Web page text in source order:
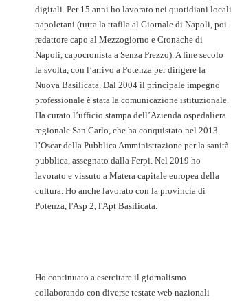
digitali. Per 15 anni ho lavorato nei quotidiani locali
napoletani (tutta la trafila al Giornale di Napoli, poi
redattore capo al Mezzogiorno e Cronache di
Napoli, capocronista a Senza Prezzo). A fine secolo
la svolta, con l’arrivo a Potenza per dirigere la
Nuova Basilicata. Dal 2004 il principale impegno
professionale è stata la comunicazione istituzionale.
Ha curato l’ufficio stampa dell’Azienda ospedaliera
regionale San Carlo, che ha conquistato nel 2013
l’Oscar della Pubblica Amministrazione per la sanità
pubblica, assegnato dalla Ferpi. Nel 2019 ho
lavorato e vissuto a Matera capitale europea della
cultura. Ho anche lavorato con la provincia di
Potenza, l'Asp 2, l'Apt Basilicata.
Ho continuato a esercitare il giornalismo
collaborando con diverse testate web nazionali